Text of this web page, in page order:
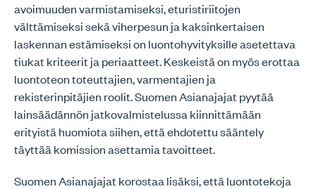
avoimuuden varmistamiseksi, eturistiriitojen
välttämiseksi sekä viherpesun ja kaksinkertaisen
laskennan estämiseksi on luontohyvityksille asetettava
tiukat kriteerit ja periaatteet. Keskeistä on myös erottaa
luontoteon toteuttajien, varmentajien ja
rekisterinpitäjien roolit. Suomen Asianajajat pyytää
lainsäädännön jatkovalmistelussa kiinnittämään
erityistä huomiota siihen, että ehdotettu sääntely
täyttää komission asettamia tavoitteet.
Suomen Asianajajat korostaa lisäksi, että luontotekoja